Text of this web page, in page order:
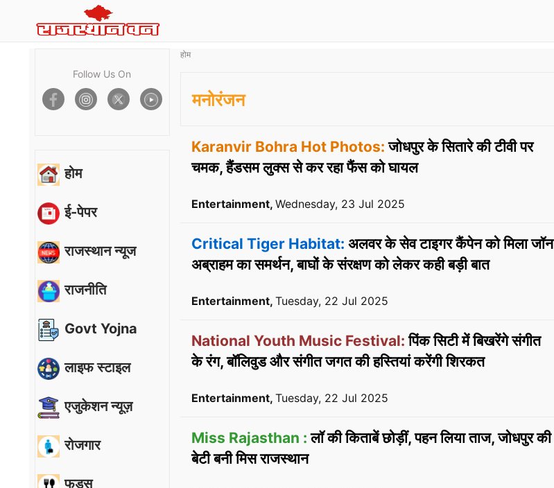
Follow Us On
होम
ई-पेपर
राजस्थान न्यूज
राजनीति
Govt Yojna
लाइफ स्टाइल
एजुकेशन न्यूज़
रोजगार
फूड्स
होम
मनोरंजन
Karanvir Bohra Hot Photos: जोधपुर के सितारे की टीवी पर
चमक, हैंडसम लुक्स से कर रहा फैंस को घायल
Entertainment, Wednesday, 23 Jul 2025
Critical Tiger Habitat: अलवर के सेव टाइगर कैंपेन को मिला जॉन
अब्राहम का समर्थन, बाघों के संरक्षण को लेकर कही बड़ी बात
Entertainment, Tuesday, 22 Jul 2025
National Youth Music Festival: पिंक सिटी में बिखरेंगे संगीत
के रंग, बॉलिवुड और संगीत जगत की हस्तियां करेंगी शिरकत
Entertainment, Tuesday, 22 Jul 2025
Miss Rajasthan : लॉ की किताबें छोड़ीं, पहन लिया ताज, जोधपुर की
बेटी बनी मिस राजस्थान